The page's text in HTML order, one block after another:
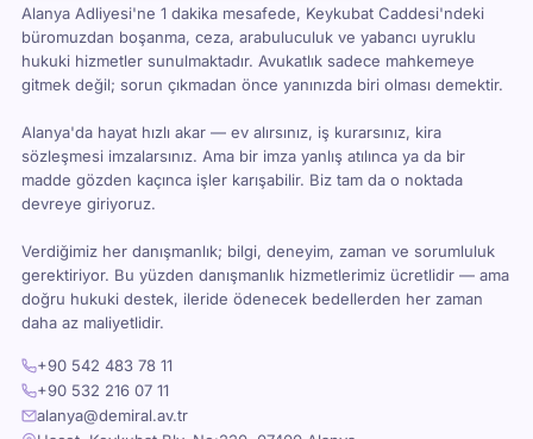
Alanya Adliyesi'ne 1 dakika mesafede, Keykubat Caddesi'ndeki
büromuzdan boşanma, ceza, arabuluculuk ve yabancı uyruklu
hukuki hizmetler sunulmaktadır. Avukatlık sadece mahkemeye
gitmek değil; sorun çıkmadan önce yanınızda biri olması demektir.
Alanya'da hayat hızlı akar — ev alırsınız, iş kurarsınız, kira
sözleşmesi imzalarsınız. Ama bir imza yanlış atılınca ya da bir
madde gözden kaçınca işler karışabilir. Biz tam da o noktada
devreye giriyoruz.
Verdiğimiz her danışmanlık; bilgi, deneyim, zaman ve sorumluluk
gerektiriyor. Bu yüzden danışmanlık hizmetlerimiz ücretlidir — ama
doğru hukuki destek, ileride ödenecek bedellerden her zaman
daha az maliyetlidir.
+90 542 483 78 11
+90 532 216 07 11
alanya@demiral.av.tr